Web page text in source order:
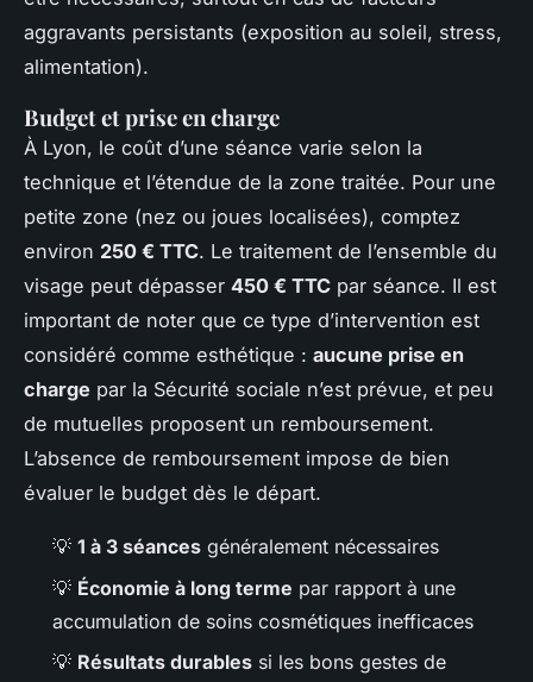
aggravants persistants (exposition au soleil, stress,
alimentation).
Budget et prise en charge
À Lyon, le coût d’une séance varie selon la
technique et l’étendue de la zone traitée. Pour une
petite zone (nez ou joues localisées), comptez
environ 250 € TTC. Le traitement de l’ensemble du
visage peut dépasser 450 € TTC par séance. Il est
important de noter que ce type d’intervention est
considéré comme esthétique : aucune prise en
charge par la Sécurité sociale n’est prévue, et peu
de mutuelles proposent un remboursement.
L’absence de remboursement impose de bien
évaluer le budget dès le départ.
💡 1 à 3 séances généralement nécessaires
💡 Économie à long terme par rapport à une
accumulation de soins cosmétiques inefficaces
💡 Résultats durables si les bons gestes de